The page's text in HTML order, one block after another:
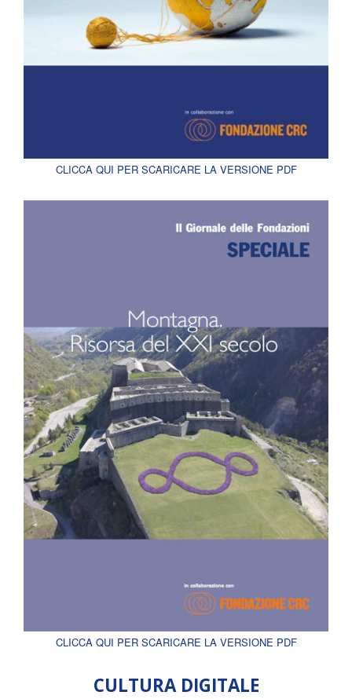
CLICCA QUI PER SCARICARE LA VERSIONE PDF
CLICCA QUI PER SCARICARE LA VERSIONE PDF
CULTURA DIGITALE